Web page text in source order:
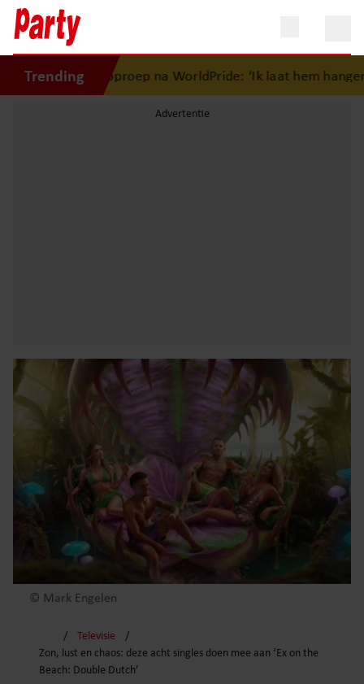
Trending
na WorldPride: ‘Ik laat hem hangen, jij hopelijk ook’
© Mark Engelen
Televisie
Zon, lust en chaos: deze acht singles doen mee aan ‘Ex on the
Beach: Double Dutch’